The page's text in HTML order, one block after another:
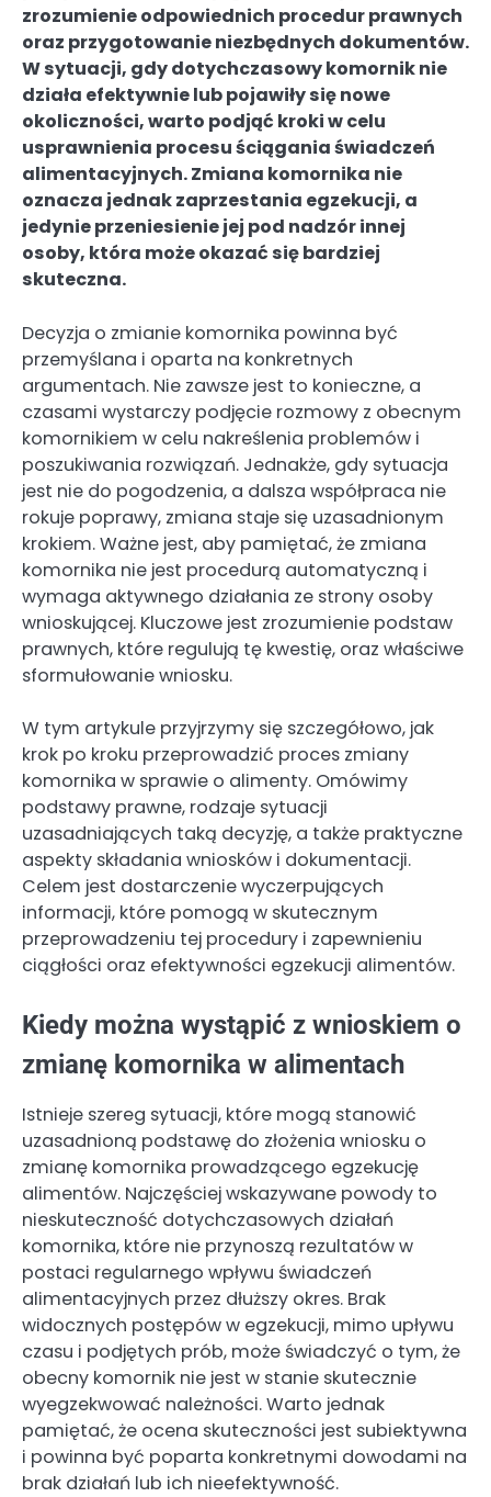
zrozumienie odpowiednich procedur prawnych
oraz przygotowanie niezbędnych dokumentów.
W sytuacji, gdy dotychczasowy komornik nie
działa efektywnie lub pojawiły się nowe
okoliczności, warto podjąć kroki w celu
usprawnienia procesu ściągania świadczeń
alimentacyjnych. Zmiana komornika nie
oznacza jednak zaprzestania egzekucji, a
jedynie przeniesienie jej pod nadzór innej
osoby, która może okazać się bardziej
skuteczna.
Decyzja o zmianie komornika powinna być
przemyślana i oparta na konkretnych
argumentach. Nie zawsze jest to konieczne, a
czasami wystarczy podjęcie rozmowy z obecnym
komornikiem w celu nakreślenia problemów i
poszukiwania rozwiązań. Jednakże, gdy sytuacja
jest nie do pogodzenia, a dalsza współpraca nie
rokuje poprawy, zmiana staje się uzasadnionym
krokiem. Ważne jest, aby pamiętać, że zmiana
komornika nie jest procedurą automatyczną i
wymaga aktywnego działania ze strony osoby
wnioskującej. Kluczowe jest zrozumienie podstaw
prawnych, które regulują tę kwestię, oraz właściwe
sformułowanie wniosku.
W tym artykule przyjrzymy się szczegółowo, jak
krok po kroku przeprowadzić proces zmiany
komornika w sprawie o alimenty. Omówimy
podstawy prawne, rodzaje sytuacji
uzasadniających taką decyzję, a także praktyczne
aspekty składania wniosków i dokumentacji.
Celem jest dostarczenie wyczerpujących
informacji, które pomogą w skutecznym
przeprowadzeniu tej procedury i zapewnieniu
ciągłości oraz efektywności egzekucji alimentów.
Kiedy można wystąpić z wnioskiem o
zmianę komornika w alimentach
Istnieje szereg sytuacji, które mogą stanowić
uzasadnioną podstawę do złożenia wniosku o
zmianę komornika prowadzącego egzekucję
alimentów. Najczęściej wskazywane powody to
nieskuteczność dotychczasowych działań
komornika, które nie przynoszą rezultatów w
postaci regularnego wpływu świadczeń
alimentacyjnych przez dłuższy okres. Brak
widocznych postępów w egzekucji, mimo upływu
czasu i podjętych prób, może świadczyć o tym, że
obecny komornik nie jest w stanie skutecznie
wyegzekwować należności. Warto jednak
pamiętać, że ocena skuteczności jest subiektywna
i powinna być poparta konkretnymi dowodami na
brak działań lub ich nieefektywność.